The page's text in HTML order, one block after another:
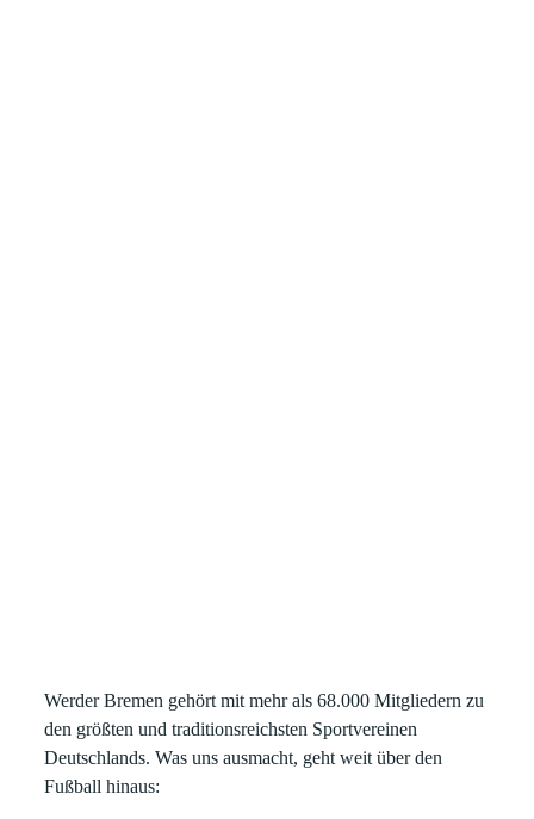
Werder Bremen gehört mit mehr als 68.000 Mitgliedern zu
den größten und traditionsreichsten Sportvereinen
Deutschlands. Was uns ausmacht, geht weit über den
Fußball hinaus: